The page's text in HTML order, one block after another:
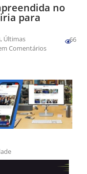
no
para
, Últimas
Comentários
66